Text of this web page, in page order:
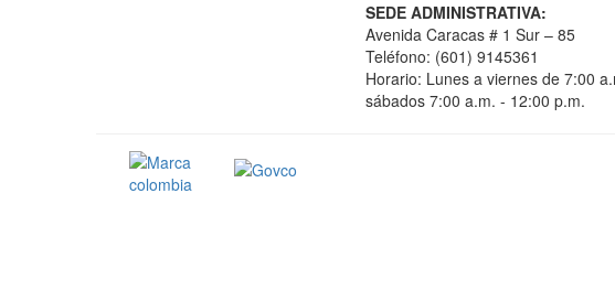
SEDE ADMINISTRATIVA:
Avenida Caracas # 1 Sur – 85
Teléfono: (601) 9145361
Horario: Lunes a viernes de 7:00
sábados 7:00 a.m. - 12:00 p.m.